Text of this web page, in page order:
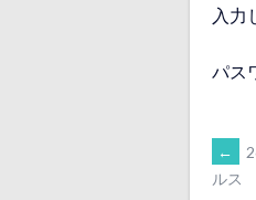
入力
パス
←
ルス